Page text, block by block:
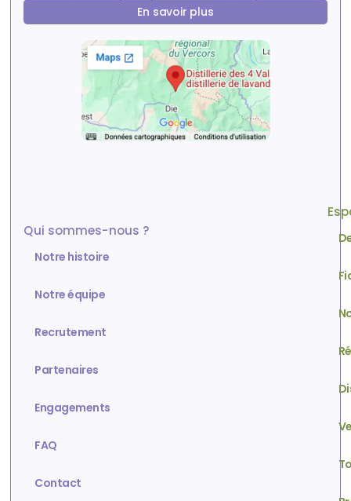
En savoir plus
Qui sommes-nous ?
Notre histoire
Notre équipe
Recrutement
Partenaires
Engagements
FAQ
Contact